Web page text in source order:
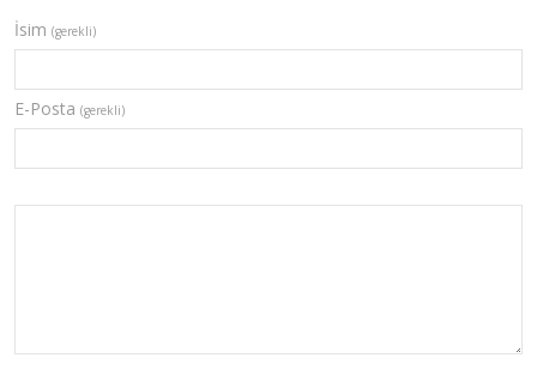
İsim (gerekli)
E-Posta (gerekli)